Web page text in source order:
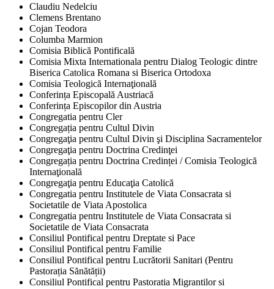
Claudiu Nedelciu
Clemens Brentano
Cojan Teodora
Columba Marmion
Comisia Biblică Pontificală
Comisia Mixta Internationala pentru Dialog Teologic dintre
Biserica Catolica Romana si Biserica Ortodoxa
Comisia Teologică Internaţională
Conferința Episcopală Austriacă
Conferința Episcopilor din Austria
Congregatia pentru Cler
Congregația pentru Cultul Divin
Congregaţia pentru Cultul Divin şi Disciplina Sacramentelor
Congregaţia pentru Doctrina Credinţei
Congregația pentru Doctrina Credinței / Comisia Teologică
Internaţională
Congregaţia pentru Educaţia Catolică
Congregatia pentru Institutele de Viata Consacrata si
Societatile de Viata Apostolica
Congregatia pentru Institutele de Viata Consacrata si
Societatile de Viata Consacrata
Consiliul Pontifical pentru Dreptate si Pace
Consiliul Pontifical pentru Familie
Consiliul Pontifical pentru Lucrătorii Sanitari (Pentru
Pastorația Sănătății)
Consiliul Pontifical pentru Pastoratia Migrantilor si